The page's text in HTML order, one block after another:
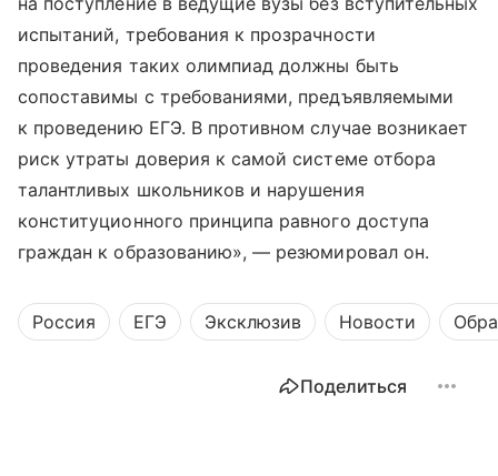
испытаний, требования к прозрачности
проведения таких олимпиад должны быть
сопоставимы с требованиями, предъявляемыми
к проведению ЕГЭ. В противном случае возникает
риск утраты доверия к самой системе отбора
талантливых школьников и нарушения
конституционного принципа равного доступа
граждан к образованию», — резюмировал он.
Россия ЕГЭ Эксклюзив Новости
Поделиться